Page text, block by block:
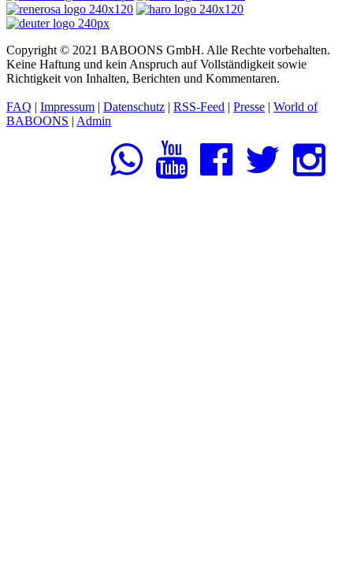
Copyright © 2021 BABOONS GmbH. Alle Rechte vorbehalten.
Keine Haftung und kein Anspruch auf Vollständigkeit sowie
Richtigkeit von Inhalten, Berichten und Kommentaren.
FAQ Impressum Datenschutz RSS-Feed Presse
World of
BABOONS
Admin